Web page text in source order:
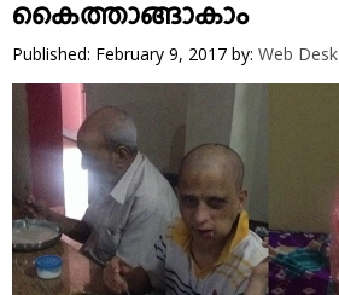
VIDEOS
YOUR SAY
COOKERY
KARSHAKAN
TOURS & TRAVEL
GREETINGS
CLASSIFIEDS
OBITUARY
കൈത്താങ്ങാകാം
Published: February 9, 2017 by: Web Desk